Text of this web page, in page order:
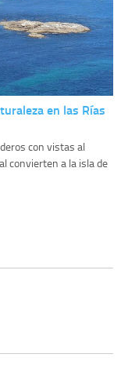
en las Rías
con vistas al
convierten a la isla de